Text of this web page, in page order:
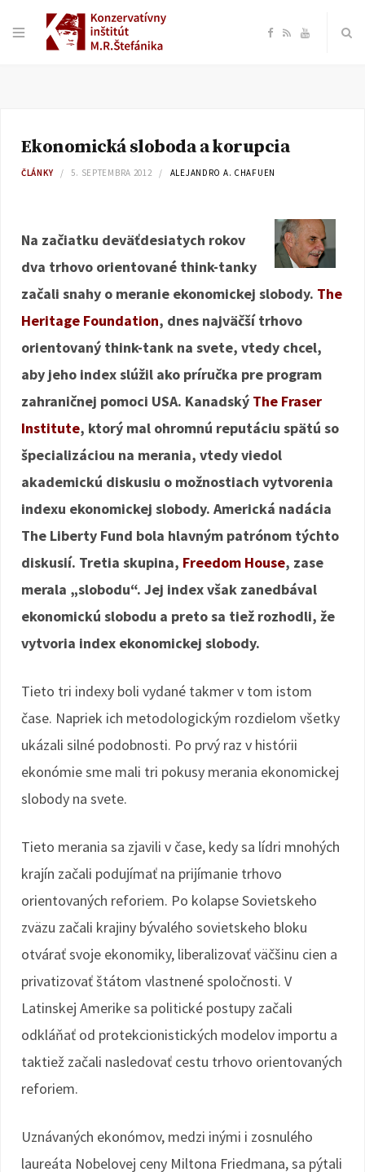
F
e
k
R Y
b
Ekonomická sloboda a korupcia
ČLÁNKY 5. SEPTEMBRA 2012 ALEJANDRO A. CHAFUEN
Na začiatku deväťdesiatych rokov
dva trhovo orientované think-tanky
začali snahy o meranie ekonomickej slobody. The
Heritage Foundation, dnes najväčší trhovo
orientovaný think-tank na svete, vtedy chcel,
aby jeho index slúžil ako príručka pre program
zahraničnej pomoci USA. Kanadský The Fraser
Institute, ktorý mal ohromnú reputáciu spätú so
špecializáciou na merania, vtedy viedol
akademickú diskusiu o možnostiach vytvorenia
indexu ekonomickej slobody. Americká nadácia
The Liberty Fund bola hlavným patrónom týchto
diskusií. Tretia skupina, Freedom House, zase
merala „slobodu“. Jej index však zanedbával
ekonomickú slobodu a preto sa tiež rozhodli, že
vytvoria index ekonomickej slobody.
Tieto tri indexy boli vydané takmer v tom istom
čase. Napriek ich metodologickým rozdielom všetky
ukázali silné podobnosti. Po prvý raz v histórii
ekonómie sme mali tri pokusy merania ekonomickej
slobody na svete.
Tieto merania sa zjavili v čase, kedy sa lídri mnohých
krajín začali podujímať na prijímanie trhovo
orientovaných reforiem. Po kolapse Sovietskeho
zväzu začali krajiny bývalého sovietskeho bloku
otvárať svoje ekonomiky, liberalizovať väčšinu cien a
privatizovať štátom vlastnené spoločnosti. V
Latinskej Amerike sa politické postupy začali
odkláňať od protekcionistických modelov importu a
taktiež začali nasledovať cestu trhovo orientovaných
reforiem.
Uznávaných ekonómov, medzi inými i zosnulého
laureáta Nobelovej ceny Miltona Friedmana, sa pýtali